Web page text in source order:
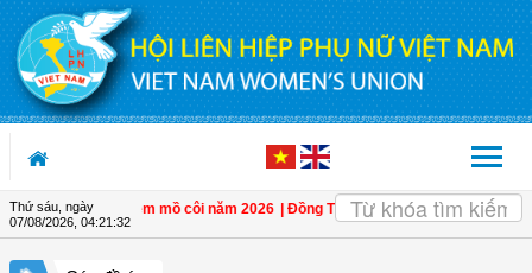
Truy cập nội dung luôn
Thứ sáu, ngày
07/08/2026, 04:21:34
trợ trẻ em mồ côi năm 2026 | Đồng Tháp: Quán triệt Nghị quyết Đại hội đại